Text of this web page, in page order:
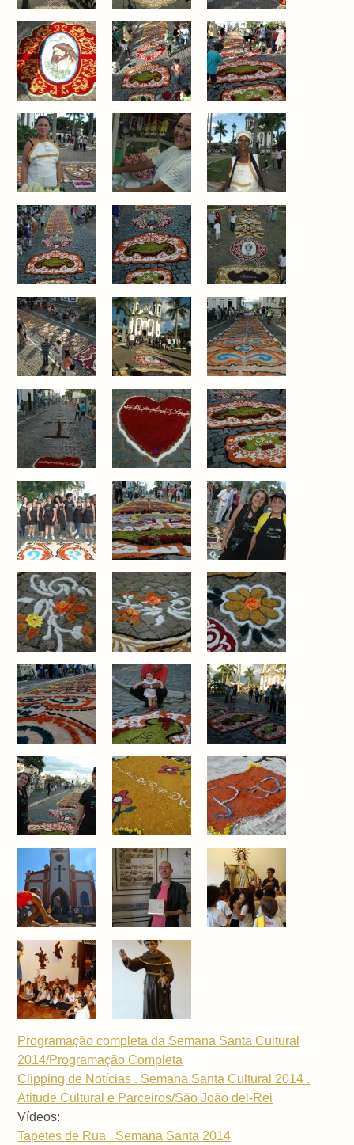
Programação completa da Semana Santa Cultural
2014/Programação Completa
Clipping de Notícias . Semana Santa Cultural 2014 .
Atitude Cultural e Parceiros/São João del-Rei
Vídeos:
Tapetes de Rua . Semana Santa 2014